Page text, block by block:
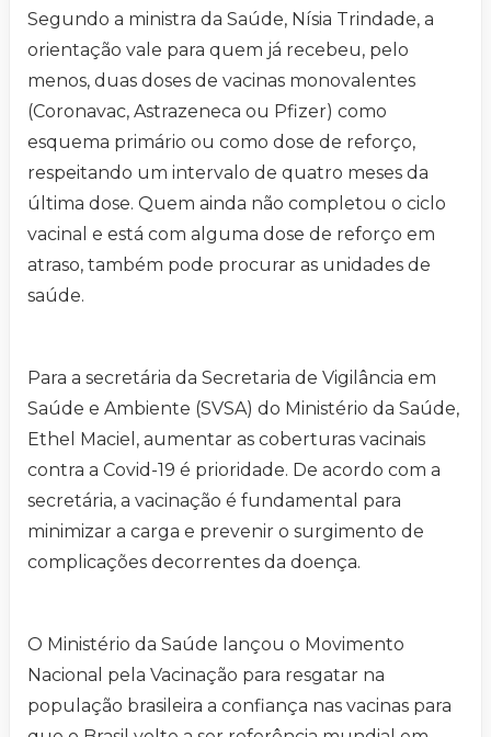
Segundo a ministra da Saúde, Nísia Trindade, a
orientação vale para quem já recebeu, pelo
menos, duas doses de vacinas monovalentes
(Coronavac, Astrazeneca ou Pfizer) como
esquema primário ou como dose de reforço,
respeitando um intervalo de quatro meses da
última dose. Quem ainda não completou o ciclo
vacinal e está com alguma dose de reforço em
atraso, também pode procurar as unidades de
saúde.
Para a secretária da Secretaria de Vigilância em
Saúde e Ambiente (SVSA) do Ministério da Saúde,
Ethel Maciel, aumentar as coberturas vacinais
contra a Covid-19 é prioridade. De acordo com a
secretária, a vacinação é fundamental para
minimizar a carga e prevenir o surgimento de
complicações decorrentes da doença.
O Ministério da Saúde lançou o Movimento
Nacional pela Vacinação para resgatar na
população brasileira a confiança nas vacinas para